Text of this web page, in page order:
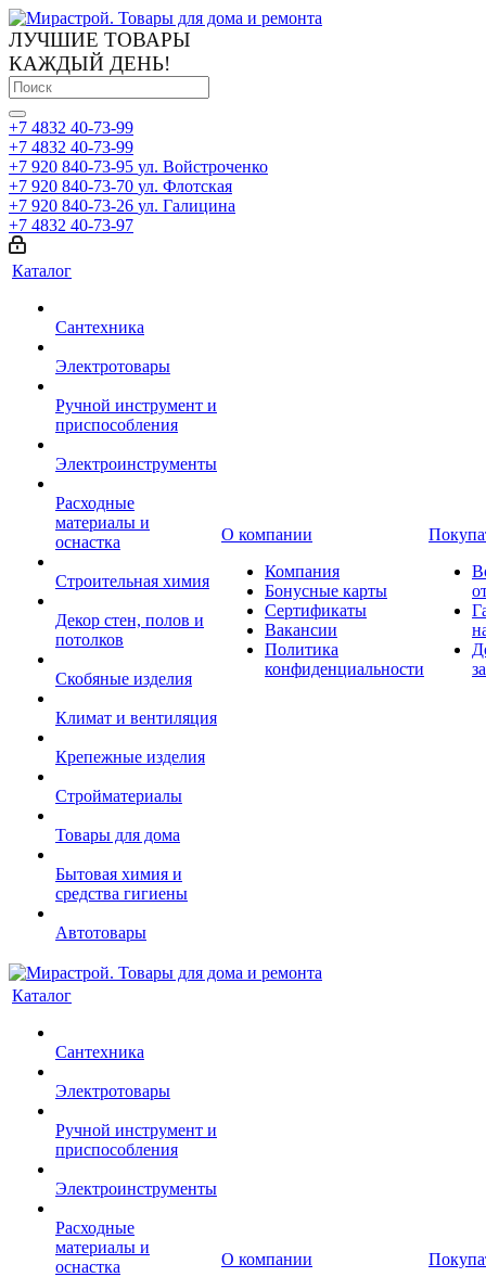
ЛУЧШИЕ ТОВАРЫ
КАЖДЫЙ ДЕНЬ!
+7 4832 40-73-99
+7 4832 40-73-99
+7 920 840-73-95 ул. Войстроченко
+7 920 840-73-70 ул. Флотская
+7 920 840-73-26 ул. Галицина
+7 4832 40-73-97
Каталог
Сантехника
Электротовары
Ручной инструмент и
приспособления
Электроинструменты
Расходные
материалы и
оснастка
Строительная химия
Декор стен, полов и
потолков
Скобяные изделия
Климат и вентиляция
Крепежные изделия
Стройматериалы
Товары для дома
Бытовая химия и
средства гигиены
Автотовары
О компании
Компания
Бонусные карты
Сертификаты
Вакансии
Политика
конфиденциальности
Каталог
Сантехника
Электротовары
Ручной инструмент и
приспособления
Электроинструменты
Расходные
материалы и
оснастка
О компании